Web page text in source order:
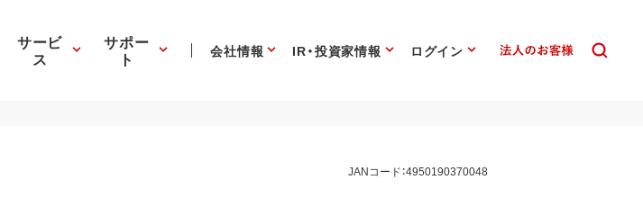
サービ
ス
サポー
ト 会社情報 IR・投資家情報 ログイン
JANコード：4950190370048